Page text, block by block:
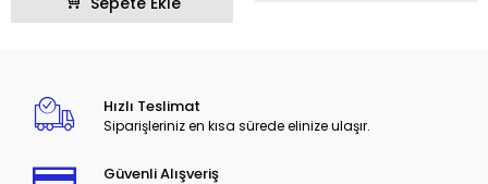
Hızlı Teslimat
Siparişleriniz en kısa sürede elinize ulaşır.
Güvenli Alışveriş